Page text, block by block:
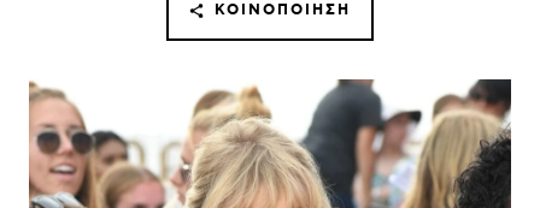
ΚΟΙΝΟΠΟΊΗΣΗ